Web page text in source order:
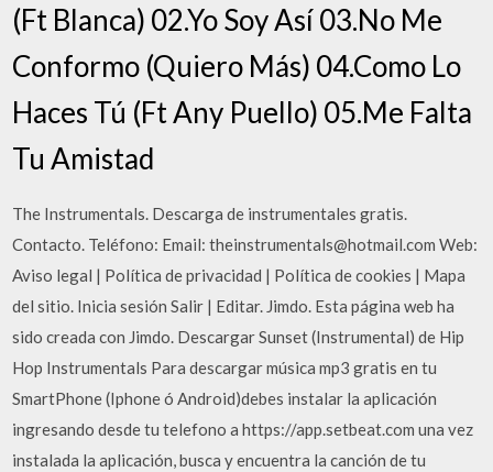
(Ft Blanca) 02.Yo Soy Así 03.No Me
Conformo (Quiero Más) 04.Como Lo
Haces Tú (Ft Any Puello) 05.Me Falta
Tu Amistad
The Instrumentals. Descarga de instrumentales gratis.
Contacto. Teléfono: Email: theinstrumentals@hotmail.com Web:
Aviso legal | Política de privacidad | Política de cookies | Mapa
del sitio. Inicia sesión Salir | Editar. Jimdo. Esta página web ha
sido creada con Jimdo. Descargar Sunset (Instrumental) de Hip
Hop Instrumentals Para descargar música mp3 gratis en tu
SmartPhone (Iphone ó Android)debes instalar la aplicación
ingresando desde tu telefono a https://app.setbeat.com una vez
instalada la aplicación, busca y encuentra la canción de tu